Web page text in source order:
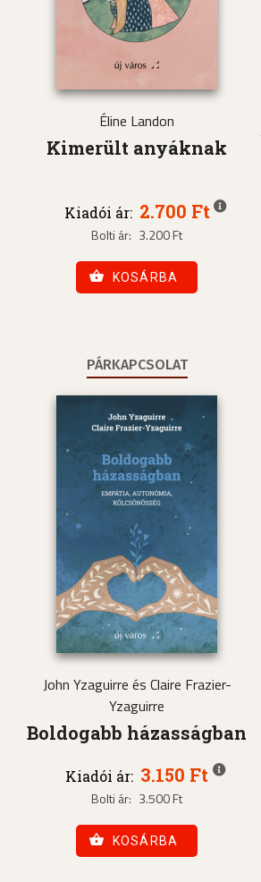
Éline Landon
Kimerült anyáknak
Kiadói ár: 2.700 Ft
Bolti ár: 3.200 Ft
KOSÁRBA
PÁRKAPCSOLAT
John Yzaguirre és Claire Frazier-
Yzaguirre
Boldogabb házasságban
Kiadói ár: 3.150 Ft
Bolti ár: 3.500 Ft
KOSÁRBA